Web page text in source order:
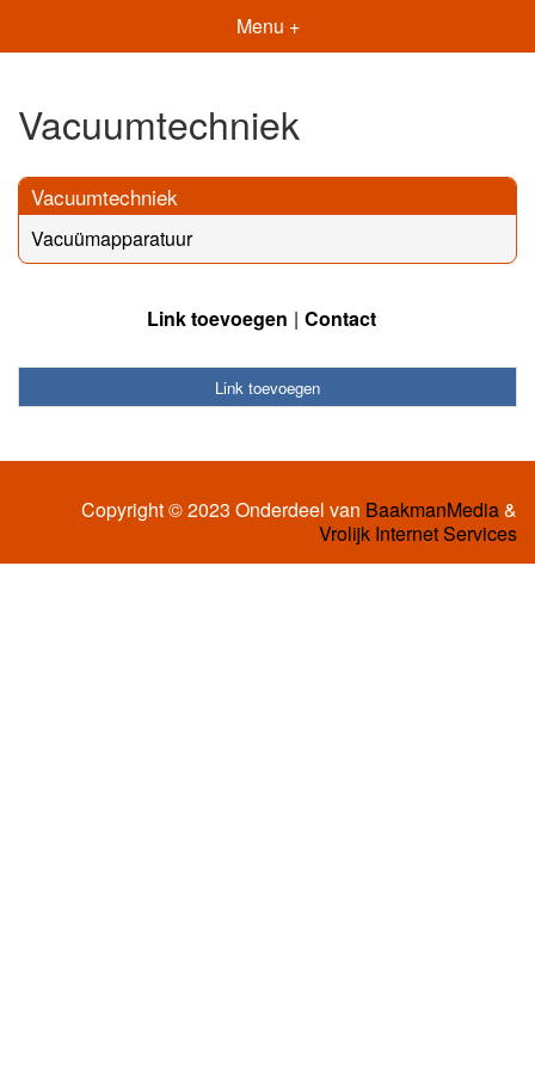
Menu +
Vacuumtechniek
Vacuumtechniek
Vacuümapparatuur
Link toevoegen Contact
Link toevoegen
Copyright © 2023 Onderdeel van BaakmanMedia&
Vrolijk Internet Services